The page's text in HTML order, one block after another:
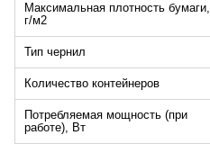
Максимальная плотность бумаги,
г/м2
Тип чернил
Количество контейнеров
Потребляемая мощность (при
работе), Вт